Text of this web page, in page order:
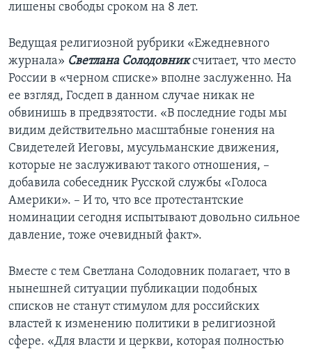
лишены свободы сроком на 8 лет.
Ведущая религиозной рубрики «Ежедневного
журнала» Светлана Солодовниксчитает, что место
России в «черном списке» вполне заслуженно. На
ее взгляд, Госдеп в данном случае никак не
обвинишь в предвзятости. «В последние годы мы
видим действительно масштабные гонения на
Свидетелей Иеговы, мусульманские движения,
которые не заслуживают такого отношения, –
добавила собеседник Русской службы «Голоса
Америки». – И то, что все протестантские
номинации сегодня испытывают довольно сильное
давление, тоже очевидный факт».
Вместе с тем Светлана Солодовник полагает, что в
нынешней ситуации публикации подобных
списков не станут стимулом для российских
властей к изменению политики в религиозной
сфере. «Для власти и церкви, которая полностью